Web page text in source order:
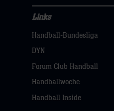
Navigation
öffnen,
dann
klicken
Links
Handball-Bundesliga
DYN
Forum Club Handball
Handballwoche
Handball Inside